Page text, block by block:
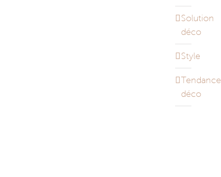
Solution
déco
Style
Tendance
déco